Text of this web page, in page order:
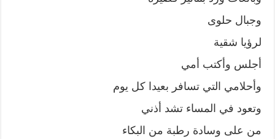
وجبال حلوى
لرؤيا شقية
أجلس وأكتب أمي
وأحلامي التي تسافر بعيدا كل يوم
وتعود في المساء تشد أذني
من على وسادة رطبة من البكاء